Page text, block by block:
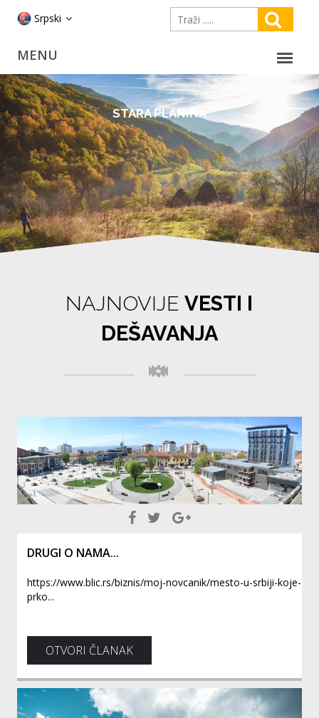
Srpski
STARA PLANINA
NAJNOVIJEVESTI I
DEŠAVANJA
DRUGI O NAMA...
https://www.blic.rs/biznis/moj-novcanik/mesto-u-srbiji-koje-
prko...
OTVORI ČLANAK